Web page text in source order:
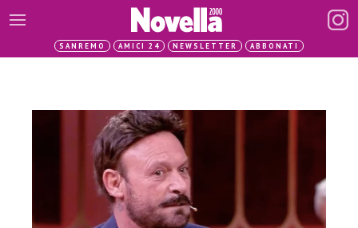
SANREMO AMICI 24 NEWSLETTER ABBONATI